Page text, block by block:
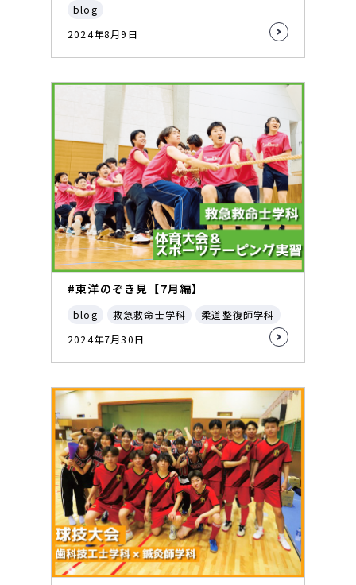
blog
2024年8月9日
#東洋のぞき見【7月編】
blog 救急救命士学科
柔道整復師学科
2024年7月30日